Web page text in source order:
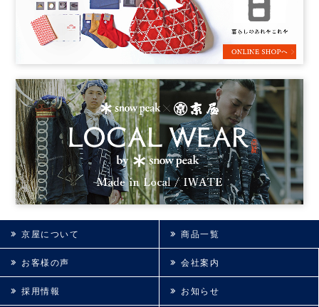
京屋について 商品一覧
お客様の声 会社案内
採用情報 お知らせ